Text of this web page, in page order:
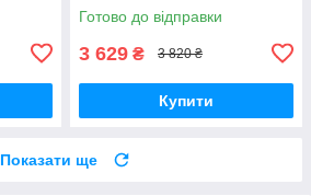
Готово до відправки
3 629 ₴ 3 820 ₴
Купити
Показати ще